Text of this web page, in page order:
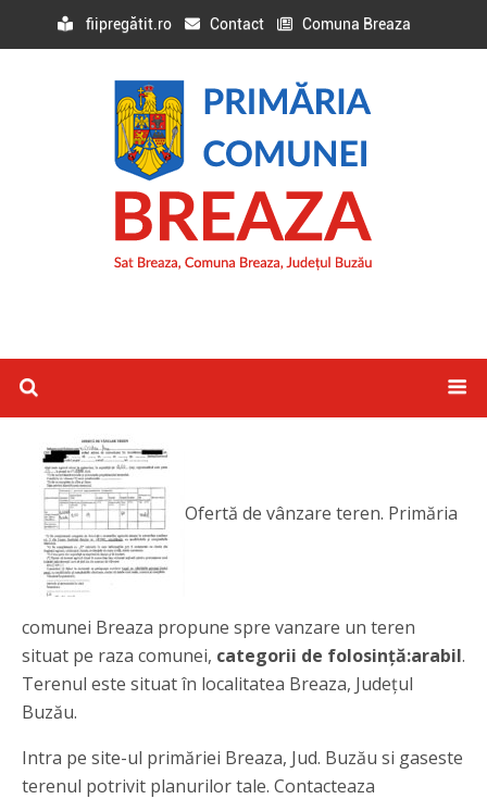
fiipregătit.ro Contact Comuna Breaza
Ofertă de vânzare teren. Primăria
comunei Breaza propune spre vanzare un teren
situat pe raza comunei, categorii de folosință:arabil.
Terenul este situat în localitatea Breaza, Județul
Buzău.
Intra pe site-ul primăriei Breaza, Jud. Buzău si gaseste
terenul potrivit planurilor tale. Contacteaza